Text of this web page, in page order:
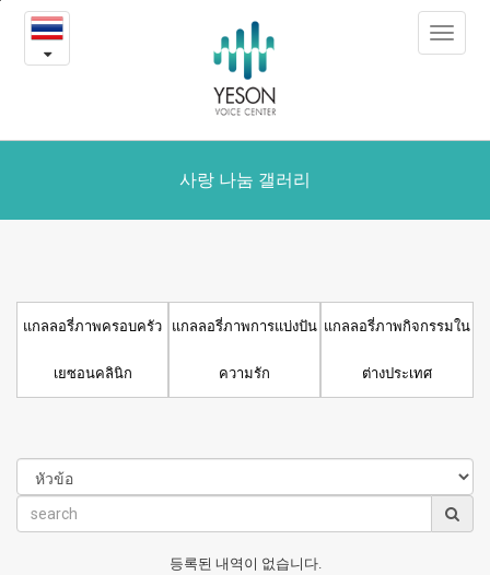
แกล
ภาพ
ซอน
Toggle
사랑 나눔 갤러리
แกลลอรี่ภาพครอบครัว
เยซอนคลินิก
แกลลอรี่ภาพการแบ่งปัน
ความรัก
แกลลอรี่ภาพกิจกรรมใน
ต่างประเทศ
등록된 내역이 없습니다.